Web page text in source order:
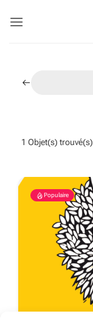
1 Objet(s) trouvé(s)
Populaire